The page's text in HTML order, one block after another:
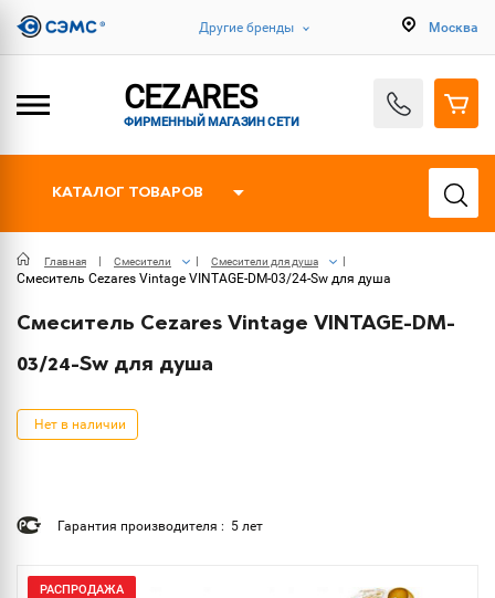
Другие бренды Москва
CEZARES
ФИРМЕННЫЙ МАГАЗИН СЕТИ
КАТАЛОГ ТОВАРОВ
Главная Смесители Смесители для душа
Смеситель Cezares Vintage VINTAGE-DM-03/24-Sw для душа
Смеситель Cezares Vintage VINTAGE-DM-
03/24-Sw для душа
Нет в наличии
Гарантия производителя : 5 лет
РАСПРОДАЖА